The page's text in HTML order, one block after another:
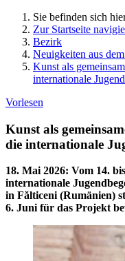
Sie befinden sich
Zur Startseite
Bezirk
Neuigkeiten aus
Kunst als
internationale
Vorlesen
Kunst als
die internationale
18. Mai 2026: Vom 14.
internationale
in Fălticeni (Rumänien)
6. Juni für das Projekt